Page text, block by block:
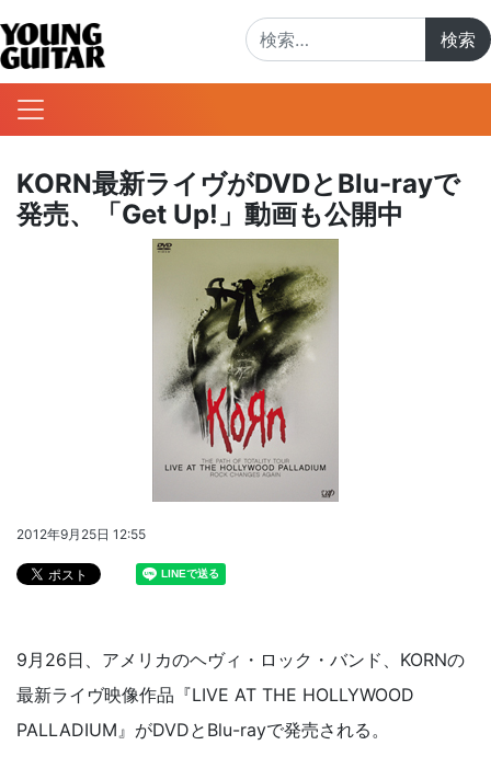
KORN最新ライヴがDVDとBlu-rayで
発売、「Get Up!」動画も公開中
2012年9月25日 12:55
9月26日、アメリカのヘヴィ・ロック・バンド、KORNの
最新ライヴ映像作品『LIVE AT THE HOLLYWOOD
PALLADIUM』がDVDとBlu-rayで発売される。